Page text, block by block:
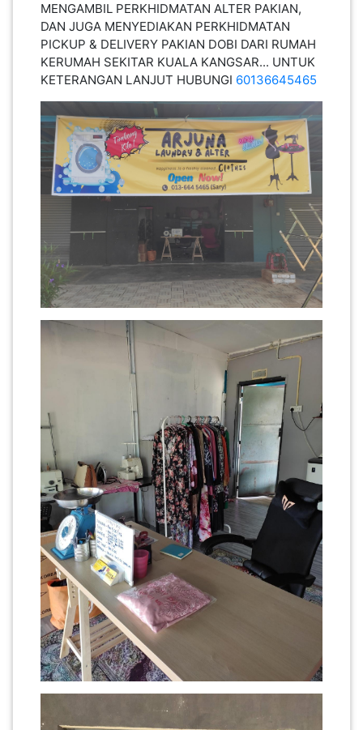
MENGAMBIL PERKHIDMATAN ALTER PAKIAN,
DAN JUGA MENYEDIAKAN PERKHIDMATAN
PICKUP & DELIVERY PAKIAN DOBI DARI RUMAH
KERUMAH SEKITAR KUALA KANGSAR... UNTUK
KETERANGAN LANJUT HUBUNGI 60136645465
PEKERJAAN(0)
SERVIS(17)
HARTA
BENDA(1)
KEPERLUAN(16)
SELECT NEGERI
PAHANG(13)
KELANTAN(22)
PERAK(41)
NEGERI
SEMBILAN(10)
KEDAH(13)